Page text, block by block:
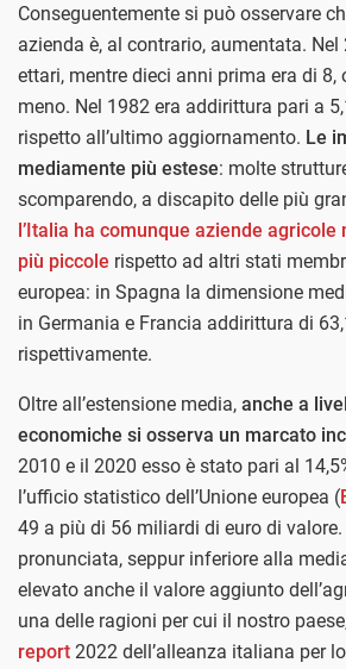
Conseguentemente si può osservare
azienda è, al contrario, aumentata. Nel
ettari, mentre dieci anni prima era di 8,
meno. Nel 1982 era addirittura pari a
rispetto all’ultimo aggiornamento. Le
mediamente più estese: molte
scomparendo, a discapito delle più
l’Italia ha comunque aziende
più piccole rispetto ad altri stati
europea: in Spagna la dimensione
in Germania e Francia addirittura di
rispettivamente.
Oltre all’estensione media, anche a
economiche si osserva un marcato
2010 e il 2020 esso è stato pari al
l’ufficio statistico dell’Unione europea (
49 a più di 56 miliardi di euro di valore.
pronunciata, seppur inferiore alla
elevato anche il valore aggiunto
una delle ragioni per cui il nostro
report 2022 dell’alleanza italiana per